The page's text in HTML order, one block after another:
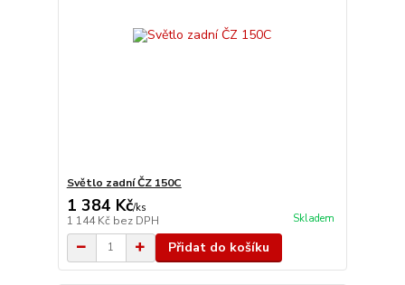
Světlo zadní ČZ 150C
1 384 Kč/ks
1 144 Kč bez DPH Skladem
Přidat do košíku